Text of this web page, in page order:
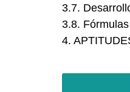
3.7.
3.8.
4.